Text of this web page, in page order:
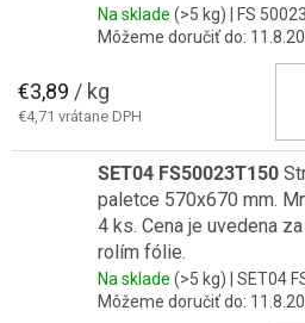
Na sklade (>5 kg) | FS
Môžeme doručiť do:
€3,89 / kg
€4,71 vrátane DPH
SET04 FS50023T150
paletce 570x670 mm.
4 ks. Cena je uvedena
rolím fólie.
Na sklade (>5 kg) | SET04
Môžeme doručiť do: